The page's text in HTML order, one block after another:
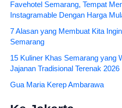
Favehotel Semarang, Tempat
Instagramable Dengan Harga
7 Alasan yang Membuat Kita
Semarang
15 Kuliner Khas Semarang yang
Jajanan Tradisional Terenak 2026
Gua Maria Kerep Ambarawa